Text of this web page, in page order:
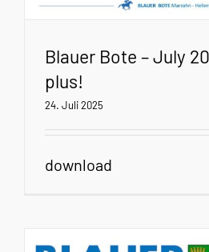
Blauer Bote – July
plus!
24. Juli 2025
download